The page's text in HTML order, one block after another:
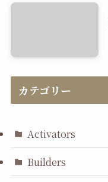
カテゴリー
Activators
Builders